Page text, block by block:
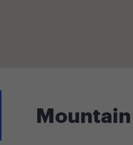
Mountain